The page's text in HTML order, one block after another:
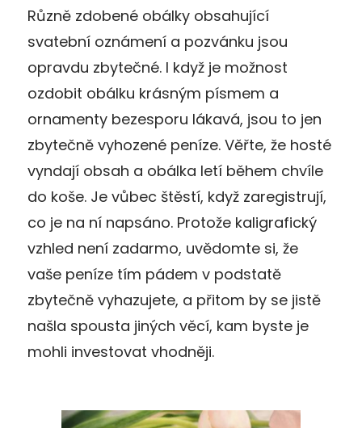
Různě zdobené obálky obsahující
svatební oznámení a pozvánku jsou
opravdu zbytečné. I když je možnost
ozdobit obálku krásným písmem a
ornamenty bezesporu lákavá, jsou to jen
zbytečně vyhozené peníze. Věřte, že hosté
vyndají obsah a obálka letí během chvíle
do koše. Je vůbec štěstí, když zaregistrují,
co je na ní napsáno. Protože kaligrafický
vzhled není zadarmo, uvědomte si, že
vaše peníze tím pádem v podstatě
zbytečně vyhazujete, a přitom by se jistě
našla spousta jiných věcí, kam byste je
mohli investovat vhodněji.